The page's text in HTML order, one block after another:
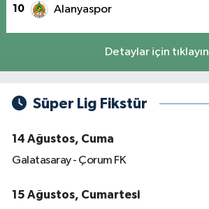
10 Alanyaspor
Detaylar için tıklayın
Süper Lig Fikstür
14 Ağustos, Cuma
Galatasaray - Çorum FK
15 Ağustos, Cumartesi